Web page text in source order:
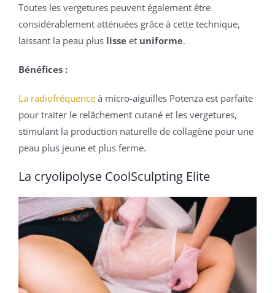
Toutes les vergetures peuvent également être
considérablement atténuées grâce à cette technique,
laissant la peau plus lisse et uniforme.
Bénéfices :
La radiofréquence à micro-aiguilles Potenza est parfaite
pour traiter le relâchement cutané et les vergetures,
stimulant la production naturelle de collagène pour une
peau plus jeune et plus ferme.
La cryolipolyse CoolSculpting Elite